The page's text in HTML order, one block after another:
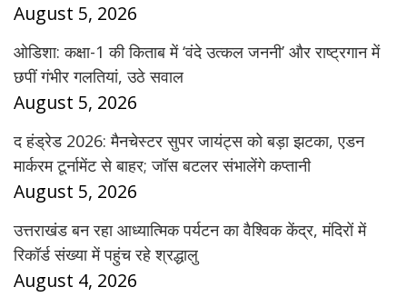
August 5, 2026
ओडिशा: कक्षा-1 की किताब में ‘वंदे उत्कल जननी’ और राष्ट्रगान में
छपीं गंभीर गलतियां, उठे सवाल
August 5, 2026
द हंड्रेड 2026: मैनचेस्टर सुपर जायंट्स को बड़ा झटका, एडन
मार्करम टूर्नामेंट से बाहर; जॉस बटलर संभालेंगे कप्तानी
August 5, 2026
उत्तराखंड बन रहा आध्यात्मिक पर्यटन का वैश्विक केंद्र, मंदिरों में
रिकॉर्ड संख्या में पहुंच रहे श्रद्धालु
August 4, 2026